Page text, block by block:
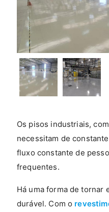
Os pisos industriais,
necessitam de
fluxo constante de
frequentes.
Há uma forma de tornar
durável. Com o